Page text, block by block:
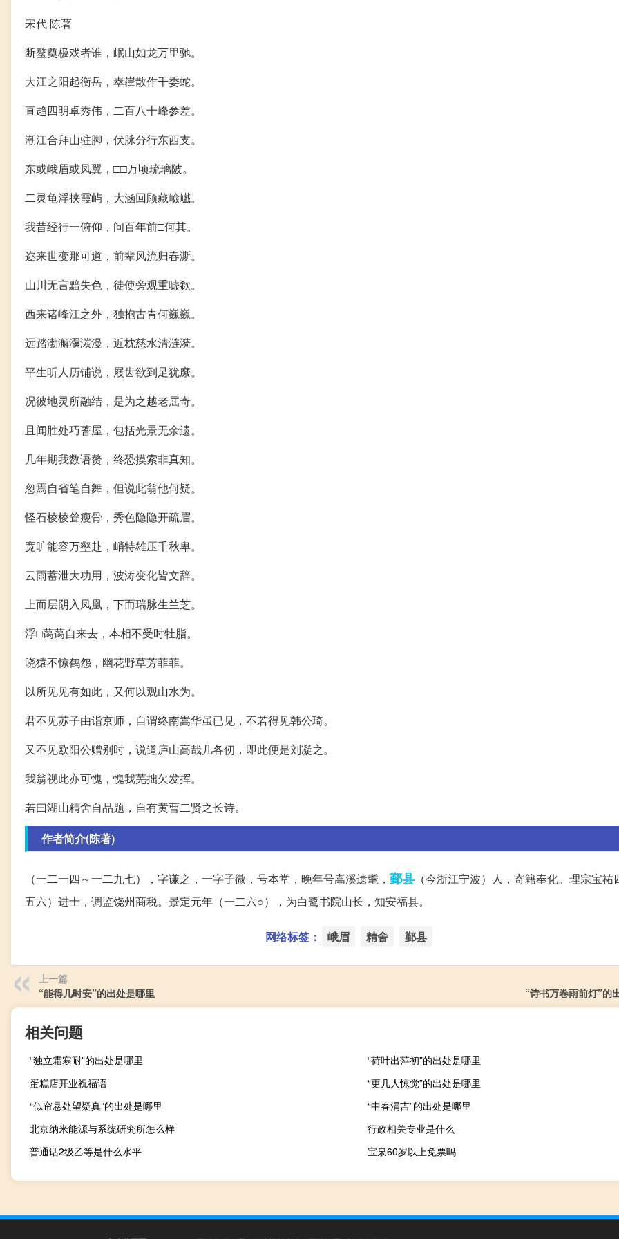
宋代 陈著
断鳌奠极戏者谁，岷山如龙万里驰。
大江之阳起衡岳，崒嵂散作千委蛇。
直趋四明卓秀伟，二百八十峰参差。
潮江合拜山驻脚，伏脉分行东西支。
东或峨眉或凤翼，□□万顷琉璃陂。
二灵龟浮挟霞屿，大涵回顾藏嶮巇。
我昔经行一俯仰，问百年前□何其。
迩来世变那可道，前辈风流归春澌。
山川无言黯失色，徒使旁观重嘘欷。
西来诸峰江之外，独抱古青何巍巍。
远踏渤澥瀰湠漫，近枕慈水清涟漪。
平生听人历铺说，屐齿欲到足犹縻。
况彼地灵所融结，是为之越老屈奇。
且闻胜处巧蓍屋，包括光景无余遗。
几年期我数语赘，终恐摸索非真知。
忽焉自省笔自舞，但说此翁他何疑。
怪石棱棱耸瘦骨，秀色隐隐开疏眉。
宽旷能容万壑赴，峭特雄压千秋卑。
云雨蓄泄大功用，波涛变化皆文辞。
上而层阴入凤凰，下而瑞脉生兰芝。
浮□蔼蔼自来去，本相不受时牡脂。
晓猿不惊鹤怨，幽花野草芳菲菲。
以所见见有如此，又何以观山水为。
君不见苏子由诣京师，自谓终南嵩华虽已见，不若得见韩公琦。
又不见欧阳公赠别时，说道庐山高哉几各仞，即此便是刘凝之。
我翁视此亦可愧，愧我芜拙欠发挥。
若曰湖山精舍自品题，自有黄曹二贤之长诗。
作者简介(陈著)
（一二一四～一二九七），字谦之，一字子微，号本堂，晚年号嵩溪遗耄， 鄞县 （今浙江宁波）人，寄籍奉化。理宗宝祐
五六）进士，调监饶州商税。景定元年（一二六○），为白鹭书院山长，知安福县。
网络标签： 峨眉 精舍 鄞县
上一篇
“能得几时安”的出处是哪里
“诗书万卷雨前灯”的
相关问题
“独立霜寒耐”的出处是哪里
“荷叶出萍初”的出处是哪里
蛋糕店开业祝福语
“更几人惊觉”的出处是哪里
“似帘悬处望疑真”的出处是哪里
“中春涓吉”的出处是哪里
北京纳米能源与系统研究所怎么样
行政相关专业是什么
普通话2级乙等是什么水平
宝泉60岁以上免票吗